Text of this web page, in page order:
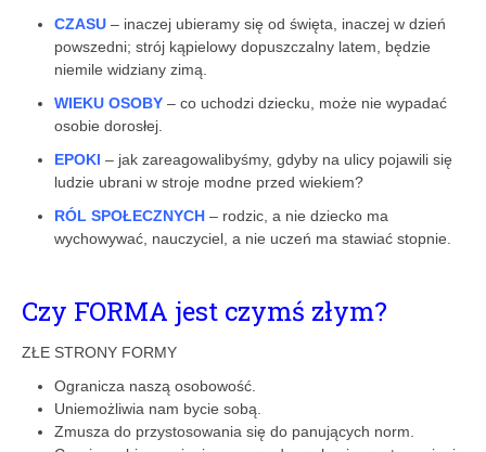
CZASU – inaczej ubieramy się od święta, inaczej w dzień
powszedni; strój kąpielowy dopuszczalny latem, będzie
niemile widziany zimą.
WIEKU OSOBY – co uchodzi dziecku, może nie wypadać
osobie dorosłej.
EPOKI – jak zareagowalibyśmy, gdyby na ulicy pojawili się
ludzie ubrani w stroje modne przed wiekiem?
RÓL SPOŁECZNYCH – rodzic, a nie dziecko ma
wychowywać, nauczyciel, a nie uczeń ma stawiać stopnie.
Czy FORMA jest czymś złym?
ZŁE STRONY FORMY
Ogranicza naszą osobowość.
Uniemożliwia nam bycie sobą.
Zmusza do przystosowania się do panujących norm.